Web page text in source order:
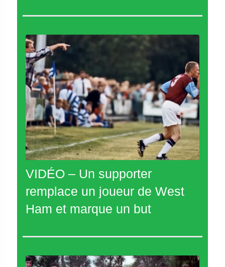
VIDÉO – Un supporter
remplace un joueur de West
Ham et marque un but